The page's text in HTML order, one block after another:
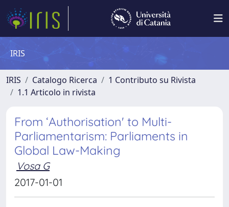
IRIS
IRIS Catalogo Ricerca
1 Contributo su Rivista
1.1 Articolo in rivista
From ‘Authorisation' to Multi-
Parliamentarism: Parliaments in
Global Law-Making
Vosa G
2017-01-01